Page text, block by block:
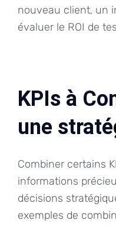
nouveau client, un
évaluer le ROI de
KPIs à
une
Combiner certains
informations
décisions
exemples de